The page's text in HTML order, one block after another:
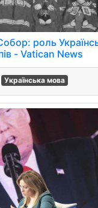
роль
- Vatican News
Українська мова